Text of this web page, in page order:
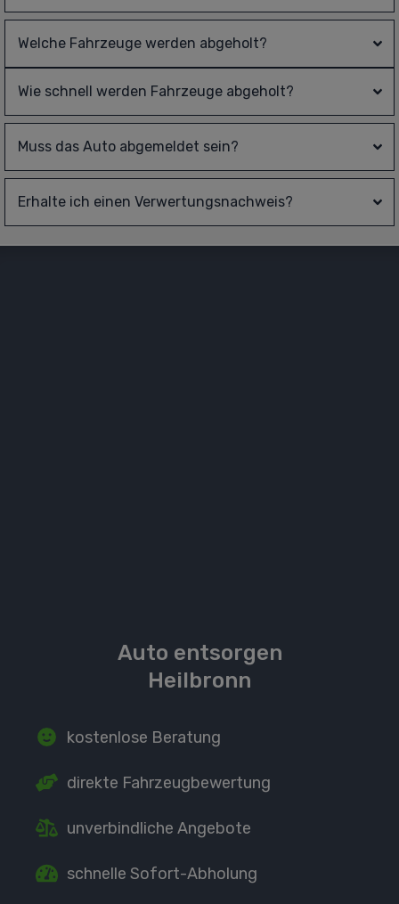
Welche Fahrzeuge werden abgeholt?
Wie schnell werden Fahrzeuge abgeholt?
Muss das Auto abgemeldet sein?
Erhalte ich einen Verwertungsnachweis?
Auto entsorgen
Heilbronn
kostenlose Beratung
direkte Fahrzeugbewertung
unverbindliche Angebote
schnelle Sofort-Abholung